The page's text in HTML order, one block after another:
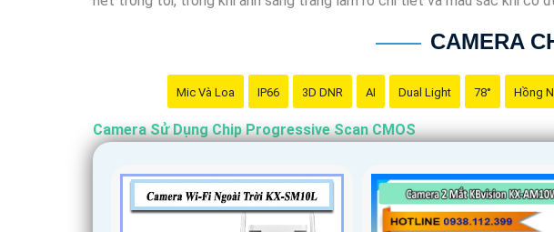
CAMERA
Mic Và Loa IP66 3D DNR AI Dual Light 78° Hồng
Camera Sử Dụng Chip Progressive Scan CMOS